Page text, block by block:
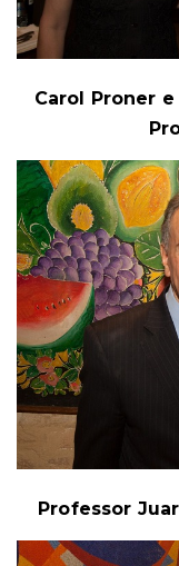
Carol Proner
Professor